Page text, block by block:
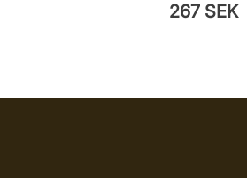
267 SEK